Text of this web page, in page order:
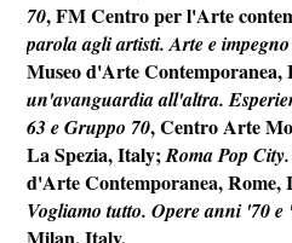
70, FM Centro per l'Arte
parola agli artisti. Arte e
Museo d'Arte
un'avanguardia all'altra.
63 e Gruppo 70, Centro Arte
La Spezia, Italy;Roma Pop
d'Arte Contemporanea,
Vogliamo tutto. Opere anni '70 e
Milan, Italy.